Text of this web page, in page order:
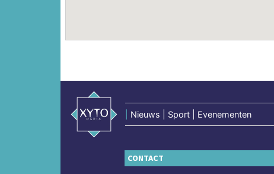
Nieuws | Sport | Evenementen
CONTACT